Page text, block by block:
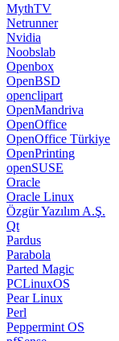
MythTV
Netrunner
Nvidia
Noobslab
Openbox
OpenBSD
openclipart
OpenMandriva
OpenOffice
OpenOffice Türkiye
OpenPrinting
openSUSE
Oracle
Oracle Linux
Özgür Yazılım A.Ş.
Qt
Pardus
Parabola
Parted Magic
PCLinuxOS
Pear Linux
Perl
Peppermint OS